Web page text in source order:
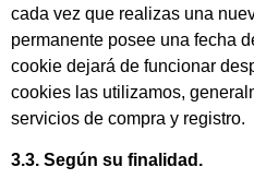
cada vez que realizas una
permanente posee una fecha
cookie dejará de funcionar
cookies las utilizamos,
servicios de compra y registro.
3.3. Según su finalidad.